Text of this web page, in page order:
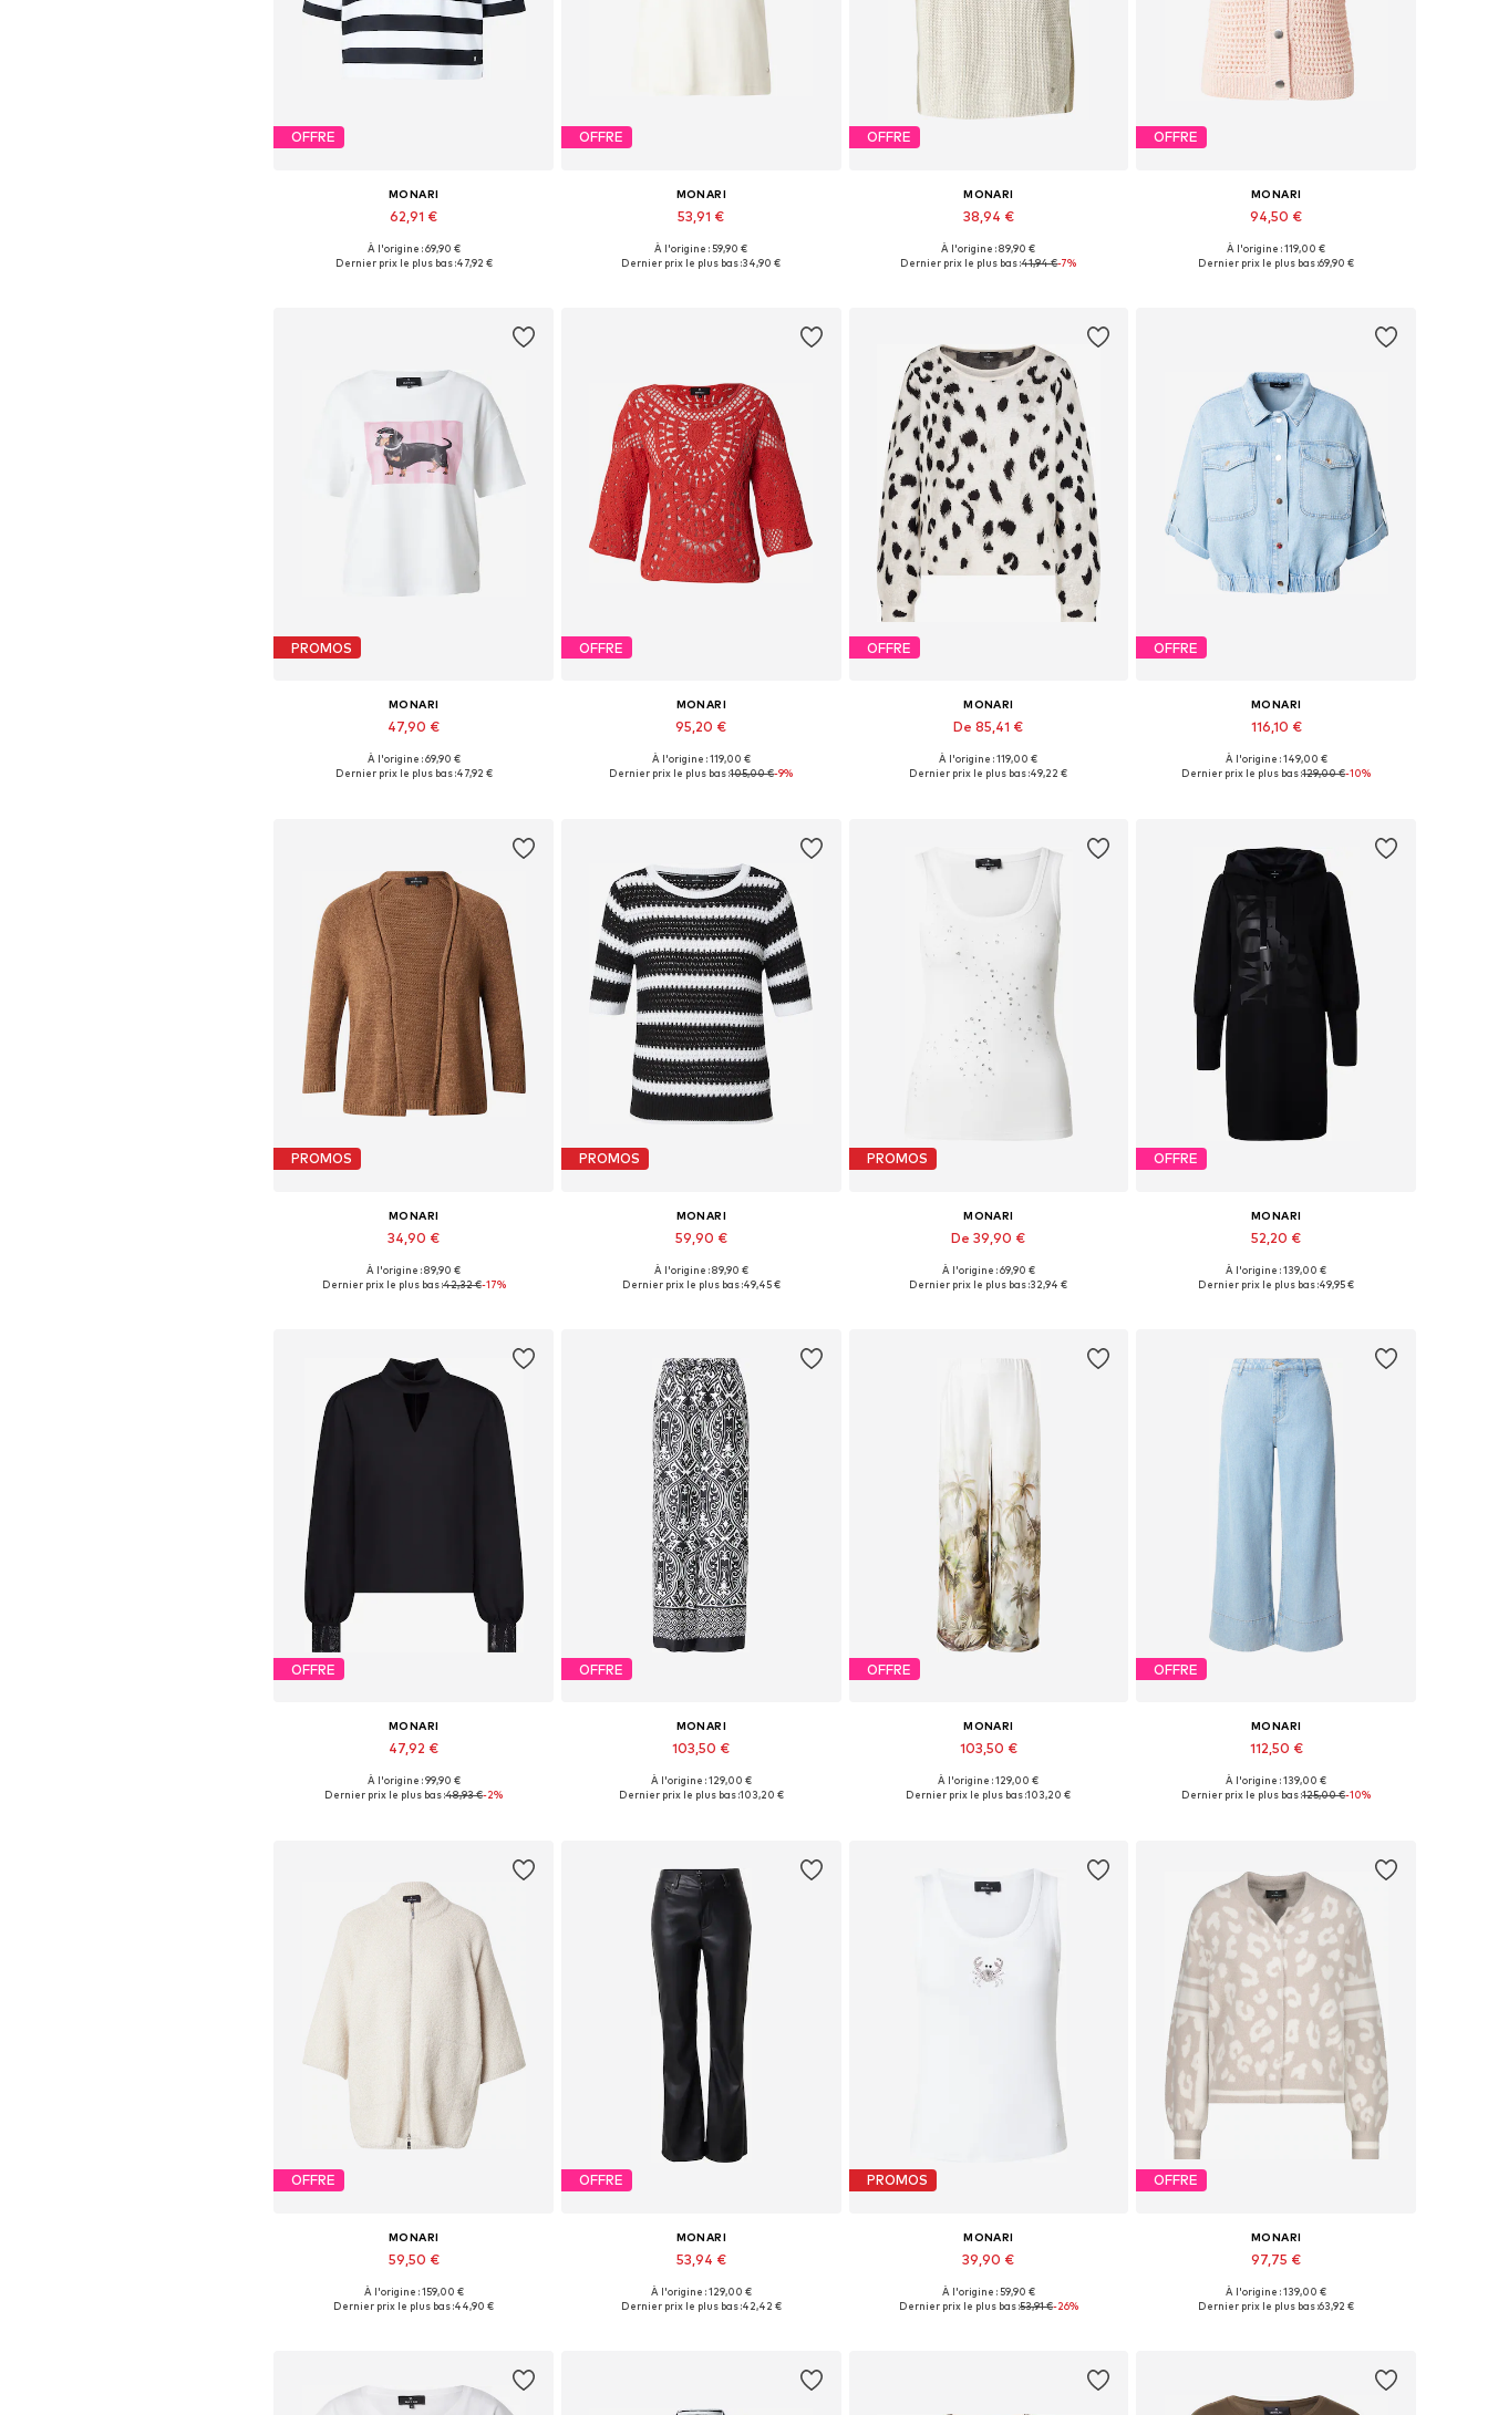
OFFRE
MONARI
62,91 €
Tailles disponibles: XS, S, M, L, XL
À l'origine : 69,90 €
Dernier prix le plus bas :47,92 €
OFFRE
MONARI
53,91 €
Tailles disponibles: XS, S, M, L
À l'origine : 59,90 €
Dernier prix le plus bas :34,90 €
OFFRE
MONARI
38,94 €
Tailles disponibles: S, M, L, XL, XXL, XXXL
À l'origine : 89,90 €
Dernier prix le plus bas :41,94 €-7%
OFFRE
MONARI
94,50 €
Tailles disponibles: XS, S, M, L, XL
À l'origine : 119,00 €
Dernier prix le plus bas :69,90 €
PROMOS
MONARI
47,90 €
Disponible en plusieurs tailles
À l'origine : 69,90 €
Dernier prix le plus bas :47,92 €
OFFRE
MONARI
95,20 €
Disponible en plusieurs tailles
À l'origine : 119,00 €
Dernier prix le plus bas :105,00 €-9%
OFFRE
MONARI
De 85,41 €
Tailles disponibles: L, XXL
À l'origine : 119,00 €
Dernier prix le plus bas :49,22 €
OFFRE
MONARI
116,10 €
Disponible en plusieurs tailles
À l'origine : 149,00 €
Dernier prix le plus bas :129,00 €-10%
PROMOS
MONARI
34,90 €
Tailles disponibles: S, M, L, XL, XXL
À l'origine : 89,90 €
Dernier prix le plus bas :42,32 €-17%
PROMOS
MONARI
59,90 €
Disponible en plusieurs tailles
À l'origine : 89,90 €
Dernier prix le plus bas :49,45 €
PROMOS
MONARI
De 39,90 €
Tailles disponibles: XS, S, M, XL, XXL
À l'origine : 69,90 €
Dernier prix le plus bas :32,94 €
OFFRE
MONARI
52,20 €
Tailles disponibles: 34, 36, 38, 40, 42
À l'origine : 139,00 €
Dernier prix le plus bas :49,95 €
OFFRE
MONARI
47,92 €
Tailles disponibles: XS, XL, XXXL
À l'origine : 99,90 €
Dernier prix le plus bas :48,93 €-2%
OFFRE
MONARI
103,50 €
Tailles disponibles: 36, 38, 40, 42, 44
À l'origine : 129,00 €
Dernier prix le plus bas :103,20 €
OFFRE
MONARI
103,50 €
Tailles disponibles: 36, 38, 40, 42, 44
À l'origine : 129,00 €
Dernier prix le plus bas :103,20 €
OFFRE
MONARI
112,50 €
Disponible en plusieurs tailles
À l'origine : 139,00 €
Dernier prix le plus bas :125,00 €-10%
OFFRE
MONARI
59,50 €
Tailles disponibles: M, L, XL, XXL
À l'origine : 159,00 €
Dernier prix le plus bas :44,90 €
OFFRE
MONARI
53,94 €
Disponible en plusieurs tailles
À l'origine : 129,00 €
Dernier prix le plus bas :42,42 €
PROMOS
MONARI
39,90 €
Tailles disponibles: XS, S, M, L
À l'origine : 59,90 €
Dernier prix le plus bas :53,91 €-26%
OFFRE
MONARI
97,75 €
Tailles disponibles: L, XL, XXL, XXXL
À l'origine : 139,00 €
Dernier prix le plus bas :63,92 €